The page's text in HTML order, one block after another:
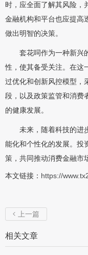
时，应全面了解其风险，
金融机构和平台也应提高
做出明智的决策。
套花呞作为一种新兴
性，使其备受关注。在这
过优化和创新风控模型，
段，以及政策监管和消费
的健康发展。
未来，随着科技的进
能化和个性化的发展。投
策，共同推动消费金融市
本文链接： https://
 上一篇
相关文章